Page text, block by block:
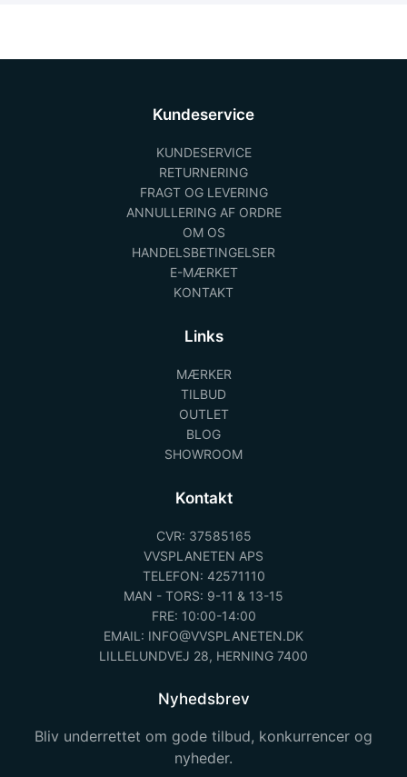
Kundeservice
KUNDESERVICE
RETURNERING
FRAGT OG LEVERING
ANNULLERING AF ORDRE
OM OS
HANDELSBETINGELSER
E-MÆRKET
KONTAKT
Links
MÆRKER
TILBUD
OUTLET
BLOG
SHOWROOM
Kontakt
CVR: 37585165
VVSPLANETEN APS
TELEFON: 42571110
MAN - TORS: 9-11 & 13-15
FRE: 10:00-14:00
EMAIL: INFO@VVSPLANETEN.DK
LILLELUNDVEJ 28, HERNING 7400
Nyhedsbrev
Bliv underrettet om gode tilbud, konkurrencer og
nyheder.